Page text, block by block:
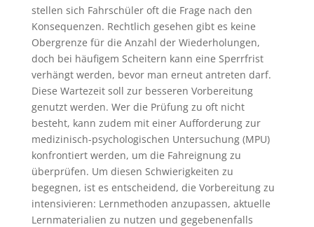
stellen sich Fahrschüler oft die Frage nach den
Konsequenzen. Rechtlich gesehen gibt es keine
Obergrenze für die Anzahl der Wiederholungen,
doch bei häufigem Scheitern kann eine Sperrfrist
verhängt werden, bevor man erneut antreten darf.
Diese Wartezeit soll zur besseren Vorbereitung
genutzt werden. Wer die Prüfung zu oft nicht
besteht, kann zudem mit einer Aufforderung zur
medizinisch-psychologischen Untersuchung (MPU)
konfrontiert werden, um die Fahreignung zu
überprüfen. Um diesen Schwierigkeiten zu
begegnen, ist es entscheidend, die Vorbereitung zu
intensivieren: Lernmethoden anzupassen, aktuelle
Lernmaterialien zu nutzen und gegebenenfalls